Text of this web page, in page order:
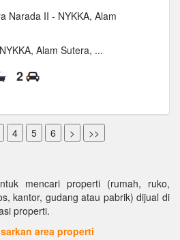
Narada II - NYKKA, Alam
Alam Sutera, ...
2
mencari properti (rumah, ruko,
kantor, gudang atau pabrik) dijual di
properti.
area properti